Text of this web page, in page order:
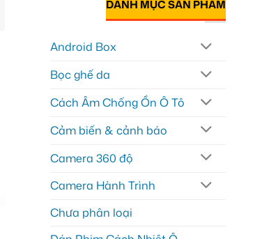
DANH MỤC SẢN PHẨM
Android Box
Bọc ghế da
Cách Âm Chống Ồn Ô Tô
Cảm biến & cảnh báo
Camera 360 độ
Camera Hành Trình
Chưa phân loại